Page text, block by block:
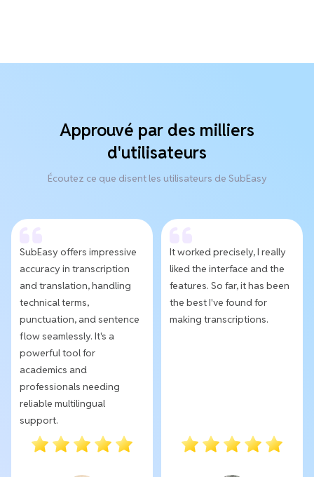
Approuvé par des milliers
d'utilisateurs
Écoutez ce que disent les utilisateurs de SubEasy
SubEasy offers impressive
accuracy in transcription
and translation, handling
technical terms,
punctuation, and sentence
flow seamlessly. It's a
powerful tool for
academics and
professionals needing
reliable multilingual
support.
It worked precisely, I really
liked the interface and the
features. So far, it has been
the best I've found for
making transcriptions.